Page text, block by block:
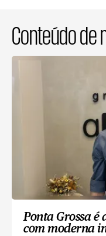
Conteúdo de
Ponta Grossa é
com moderna